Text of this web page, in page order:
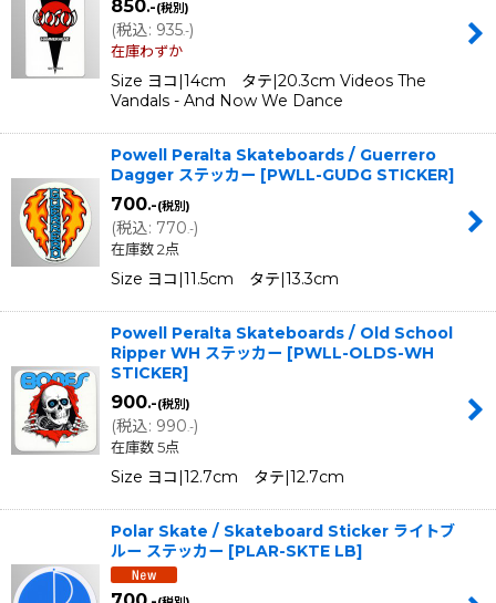
850.-(税別)
(税込: 935.-)
在庫わずか
Size ヨコ|14cm タテ|20.3cm Videos The
Vandals - And Now We Dance
Powell Peralta Skateboards / Guerrero
Dagger ステッカー [PWLL-GUDG STICKER]
700.-(税別)
(税込: 770 .-)
在庫数 2点
Size ヨコ|11.5cm タテ|13.3cm
Powell Peralta Skateboards / Old School
Ripper WH ステッカー [PWLL-OLDS-WH
STICKER]
900.-(税別)
(税込: 990 .-)
在庫数 5点
Size ヨコ|12.7cm タテ|12.7cm
Polar Skate / Skateboard Sticker ライトブ
ルー ステッカー [PLAR-SKTE LB]